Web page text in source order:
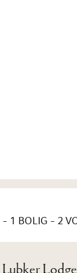
- 1 BOLIG - 2